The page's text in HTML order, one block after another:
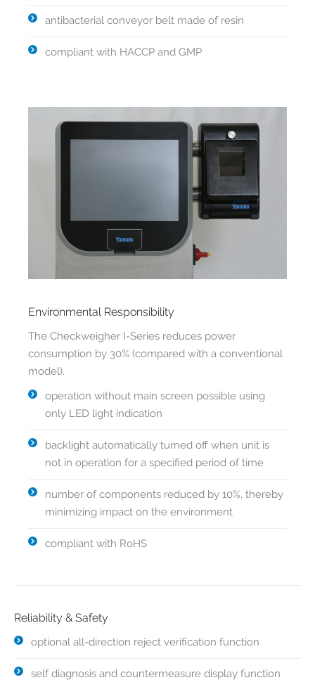
antibacterial conveyor belt made of resin
compliant with HACCP and GMP
Environmental Responsibility
The Checkweigher I-Series reduces power
consumption by 30% (compared with a conventional
model).
operation without main screen possible using
only LED light indication
backlight automatically turned off when unit is
not in operation for a specified period of time
number of components reduced by 10%, thereby
minimizing impact on the environment
compliant with RoHS
Reliability & Safety
optional all-direction reject verification function
self diagnosis and countermeasure display function